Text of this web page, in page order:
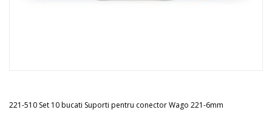
221-510 Set 10 bucati Suporti pentru conector Wago 221-6mm